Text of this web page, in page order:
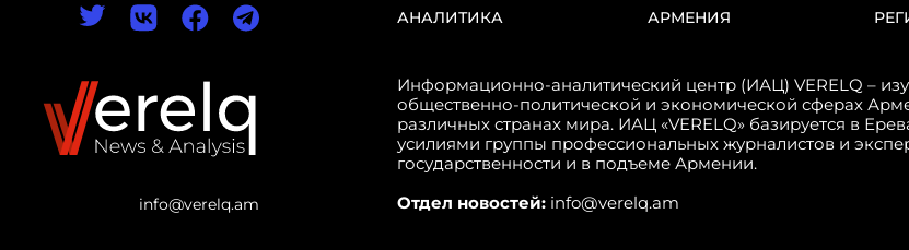
info@verelq.am
АНАЛИТИКА АРМЕНИЯ
Информационно-аналитический центр (ИАЦ) VERELQ –
общественно-политической и экономической сферах
различных странах мира. ИАЦ «VERELQ» базируется в
усилиями группы профессиональных журналистов и
государственности и в подъеме Армении.
Отдел новостей: info@verelq.am